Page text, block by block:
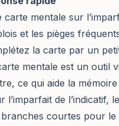
carte mentale sur
et les pièges
la carte par un
mentale est un outil
ce qui aide la
l’imparfait de
courtes pour le